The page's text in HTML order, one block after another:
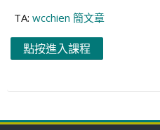
TA: wcchien 簡文章
點按進入課程